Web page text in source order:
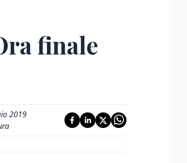
finale
2019